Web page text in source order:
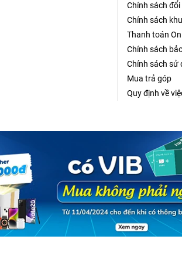
Chính sách đổi
Chính sách
Thanh toán
Chính sách
Chính sách sử
Mua trả góp
Quy định về